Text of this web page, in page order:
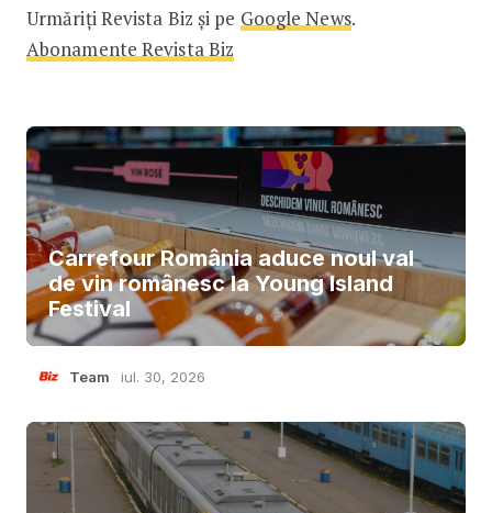
Urmăriți Revista Biz și pe Google News.
Abonamente Revista Biz
Carrefour România aduce noul val
de vin românesc la Young Island
Festival
Team iul. 30, 2026